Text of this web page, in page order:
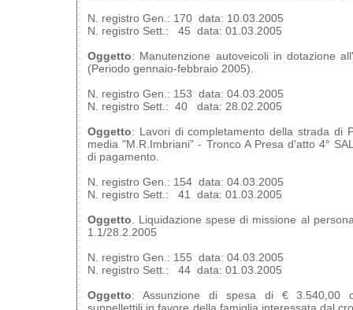
N. registro Gen.: 170 data: 10.03.2005
N. registro Sett.: 45 data: 01.03.2005
Oggetto: Manutenzione autoveicoli in dotazione
(Periodo gennaio-febbraio 2005).
N. registro Gen.: 153 data: 04.03.2005
N. registro Sett.: 40 data: 28.02.2005
Oggetto: Lavori di completamento della strada di
media "M.R.Imbriani" - Tronco A Presa d'atto 4°
di pagamento.
N. registro Gen.: 154 data: 04.03.2005
N. registro Sett.: 41 data: 01.03.2005
Oggetto . Liquidazione spese di missione al
1.1/28.2.2005
N. registro Gen.: 155 data: 04.03.2005
N. registro Sett.: 44 data: 01.03.2005
Oggetto: Assunzione di spesa di € 3.540,00